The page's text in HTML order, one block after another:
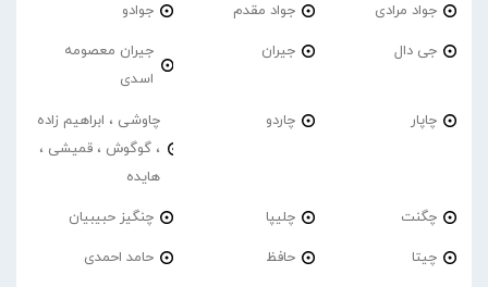
جواد مرادی جواد مقدم جوادو
جی دال جیران
جیران معصومه
اسدی
چاپار چاردو
چاوشی ، ابراهیم زاده
، گوگوش ، قمیشی ،
هایده
چگنت چلیپا چنگیز حبیبیان
چیتا حافظ حامد احمدی